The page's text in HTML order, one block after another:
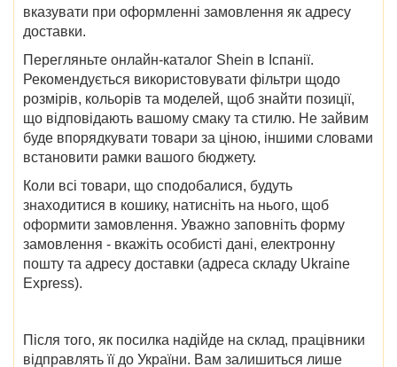
вказувати при оформленні замовлення як адресу
доставки.
Перегляньте онлайн-каталог Shein в Іспанії.
Рекомендується використовувати фільтри щодо
розмірів, кольорів та моделей, щоб знайти позиції,
що відповідають вашому смаку та стилю. Не зайвим
буде впорядкувати товари за ціною, іншими словами
встановити рамки вашого бюджету.
Коли всі товари, що сподобалися, будуть
знаходитися в кошику, натисніть на нього, щоб
оформити замовлення. Уважно заповніть форму
замовлення - вкажіть особисті дані, електронну
пошту та адресу доставки (адреса складу Ukraine
Express).
Після того, як посилка надійде на склад, працівники
відправлять її до України. Вам залишиться лише